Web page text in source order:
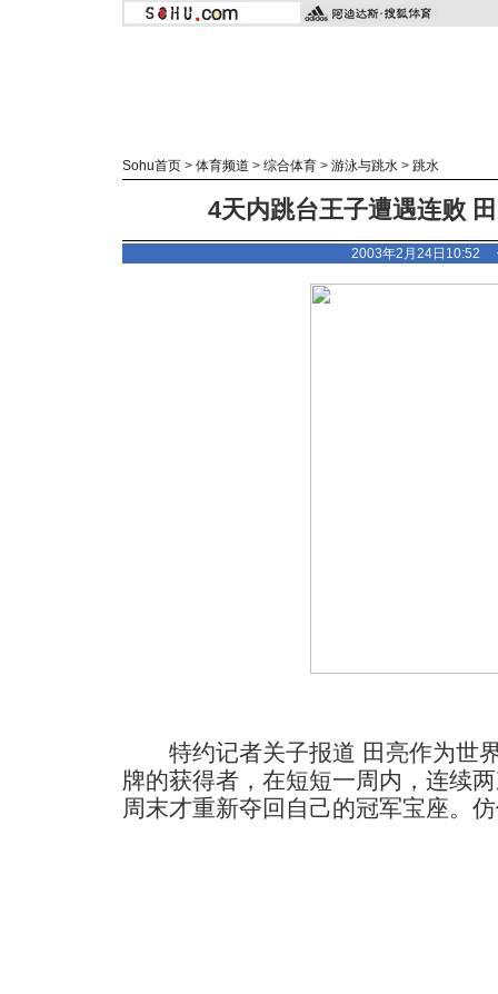
Sohu首页 > 体育频道 > 综合体育 > 游泳与跳水 > 跳水
4天内跳台王子遭遇连败
2003年2月24日10:52
特约记者关子报道 田亮作为世
牌的获得者，在短短一周内，连续
周末才重新夺回自己的冠军宝座。